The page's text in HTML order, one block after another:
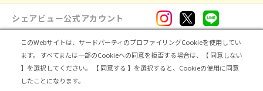
シェアビュー公式アカウント
ログイン・新規登録
トップ | シェアビューとは レビュアー向け シェアビューインタビュー | カテゴリ一覧
運営会社 | 個人情報の取扱いについて
このWebサイトは、サードパーティのプロファイリングCookieを使用してい
ます。
すべてまたは一部のCookieへの同意を拒否する場合は、【 同意しない
】を選択してください。
【 同意する 】を選択すると、Cookieの使用に同意
したことになります。